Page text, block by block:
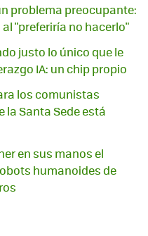
problema preocupante:
"preferiría no hacerlo"
justo lo único que le
IA: un chip propio
los comunistas
la Santa Sede está
en sus manos el
humanoides de